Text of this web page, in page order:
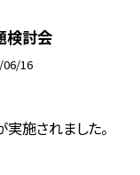
検討会
06/16
施されました。